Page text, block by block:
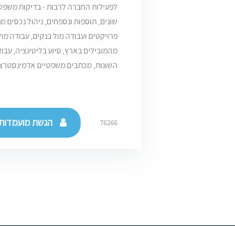
לפעילות החברה לרבות - בדיקות
שונים, תוספות ונספחים, ניהול נכסים
פרויקטים ועבודה מול בנקים, עבודה
מהמובילים בארץ, סיוע בליטיגציה,
השונות, מכתבים משפטיים
76266 הגשת